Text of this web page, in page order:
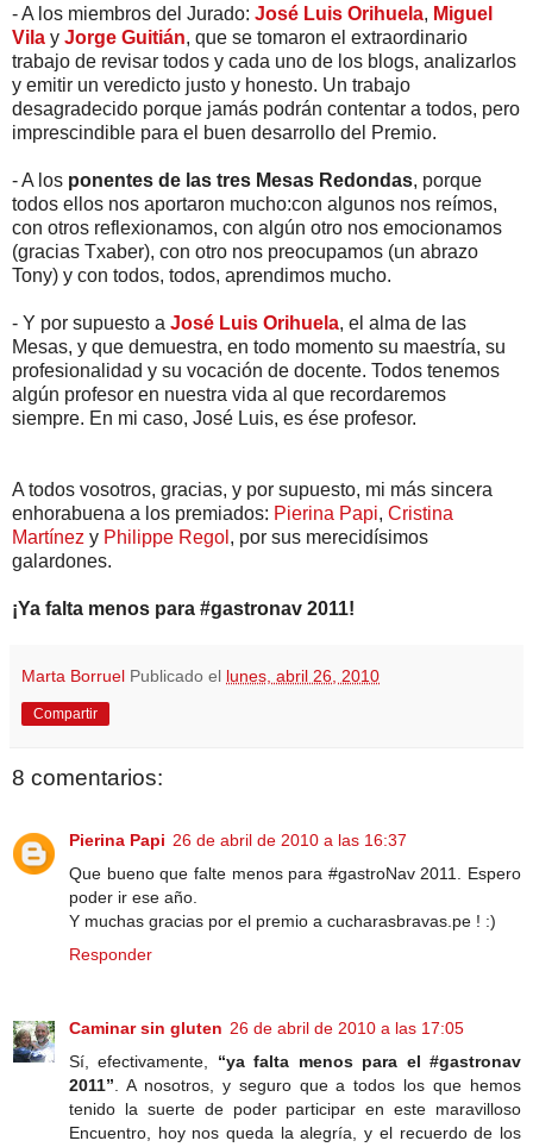
- A los miembros del Jurado: José Luis Orihuela, Miguel
Vila y Jorge Guitián, que se tomaron el extraordinario
trabajo de revisar todos y cada uno de los blogs, analizarlos
y emitir un veredicto justo y honesto. Un trabajo
desagradecido porque jamás podrán contentar a todos, pero
imprescindible para el buen desarrollo del Premio.
- A los ponentes de las tres Mesas Redondas, porque
todos ellos nos aportaron mucho:con algunos nos reímos,
con otros reflexionamos, con algún otro nos emocionamos
(gracias Txaber), con otro nos preocupamos (un abrazo
Tony) y con todos, todos, aprendimos mucho.
- Y por supuesto a José Luis Orihuela, el alma de las
Mesas, y que demuestra, en todo momento su maestría, su
profesionalidad y su vocación de docente. Todos tenemos
algún profesor en nuestra vida al que recordaremos
siempre. En mi caso, José Luis, es ése profesor.
A todos vosotros, gracias, y por supuesto, mi más sincera
enhorabuena a los premiados: Pierina Papi, Cristina
Martínez y Philippe Regol , por sus merecidísimos
galardones.
¡Ya falta menos para #gastronav 2011!
Marta Borruel Publicado el lunes, abril 26, 2010
Compartir
8 comentarios:
Pierina Papi 26 de abril de 2010 a las 16:37
Que bueno que falte menos para #gastroNav 2011. Espero
poder ir ese año.
Y muchas gracias por el premio a cucharasbravas.pe ! :)
Responder
Caminar sin gluten 26 de abril de 2010 a las 17:05
Sí, efectivamente,
“ya falta menos para el #gastronav
2011” . A nosotros, y seguro que a todos los que hemos
tenido la suerte de poder participar en este maravilloso
Encuentro, hoy nos queda la alegría, y el recuerdo de los